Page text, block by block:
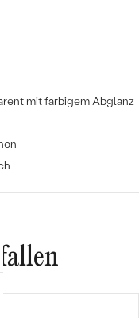
mit farbigem Abglanz